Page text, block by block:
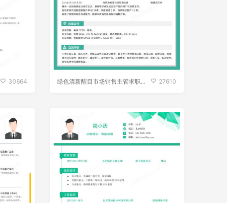
30664
绿色清新醒目市场销售主管求职简
27610